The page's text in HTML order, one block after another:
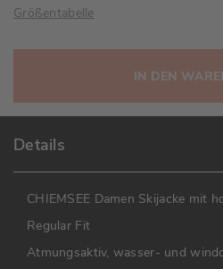
Größentabelle
IN DEN
Details
CHIEMSEE Damen Skijacke mit
Regular Fit
Atmungsaktiv, wasser- und